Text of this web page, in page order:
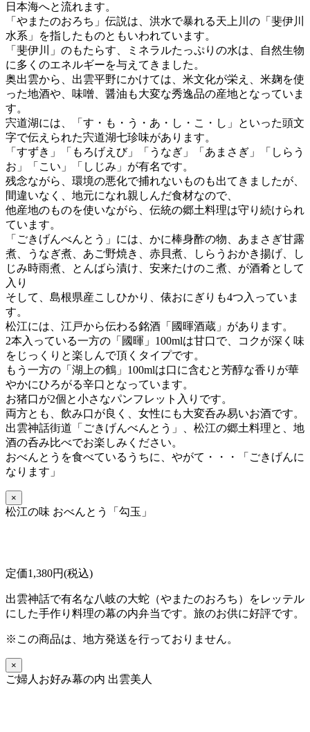
日本海へと流れます。
「やまたのおろち」伝説は、洪水で暴れる天上川の「斐伊川
水系」を指したものともいわれています。
「斐伊川」のもたらす、ミネラルたっぷりの水は、自然生物
に多くのエネルギーを与えてきました。
奥出雲から、出雲平野にかけては、米文化が栄え、米麹を使
った地酒や、味噌、醤油も大変な秀逸品の産地となっていま
す。
宍道湖には、「す・も・う・あ・し・こ・し」といった頭文
字で伝えられた宍道湖七珍味があります。
「すずき」「もろげえび」「うなぎ」「あまさぎ」「しらう
お」「こい」「しじみ」が有名です。
残念ながら、環境の悪化で捕れないものも出てきましたが、
間違いなく、地元になれ親しんだ食材なので、
他産地のものを使いながら、伝統の郷土料理は守り続けられ
ています。
「ごきげんべんとう」には、かに棒身酢の物、あまさぎ甘露
煮、うなぎ煮、あご野焼き、赤貝煮、しらうおかき揚げ、し
じみ時雨煮、とんばら漬け、安来たけのこ煮、が酒肴として
入り
そして、島根県産こしひかり、俵おにぎりも4つ入っていま
す。
松江には、江戸から伝わる銘酒「國暉酒蔵」があります。
2本入っている一方の「國暉」100mlは甘口で、コクが深く味
をじっくりと楽しんで頂くタイプです。
もう一方の「湖上の鶴」100mlは口に含むと芳醇な香りが華
やかにひろがる辛口となっています。
お猪口が2個と小さなパンフレット入りです。
両方とも、飲み口が良く、女性にも大変呑み易いお酒です。
出雲神話街道「ごきげんべんとう」、松江の郷土料理と、地
酒の呑み比べでお楽しみください。
おべんとうを食べているうちに、 やがて・・・「ごきげんに
なります」
×
松江の味 おべんとう「勾玉」
定価1,380円(税込)
出雲神話で有名な八岐の大蛇（やまたのおろち）をレッテル
にした手作り料理の幕の内弁当です。旅のお供に好評です。
※この商品は、地方発送を行っておりません。
×
ご婦人お好み幕の内 出雲美人